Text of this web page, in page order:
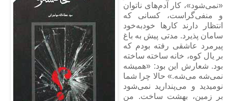
«نمی‌شود»، کار آدم‌های ناتوان
و منفی‌گراست، کسانی که
انتظار دارند کارها خودبه‌خود
سامان پذیرد. مدتی پیش به باغ
پیرمرد عاشقی رفته بودم که
بر یال کوه، خانه ساخته ساخته
بود. شعارش این بود: «همیشه
نمی‌شه می‌شه.» حالا چرا شما
نومیدید و می‌پندارید نمی‌شود
بر زمین، بهشت ساخت. من